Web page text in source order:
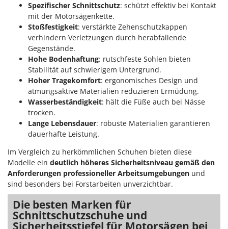
Spezifischer Schnittschutz: schützt effektiv bei Kontakt
mit der Motorsägenkette.
Stoßfestigkeit: verstärkte Zehenschutzkappen
verhindern Verletzungen durch herabfallende
Gegenstände.
Hohe Bodenhaftung: rutschfeste Sohlen bieten
Stabilität auf schwierigem Untergrund.
Hoher Tragekomfort: ergonomisches Design und
atmungsaktive Materialien reduzieren Ermüdung.
Wasserbeständigkeit: hält die Füße auch bei Nässe
trocken.
Lange Lebensdauer: robuste Materialien garantieren
dauerhafte Leistung.
Im Vergleich zu herkömmlichen Schuhen bieten diese
Modelle ein deutlich höheres Sicherheitsniveau gemäß den
Anforderungen professioneller Arbeitsumgebungen und
sind besonders bei Forstarbeiten unverzichtbar.
Die besten Marken für
Schnittschutzschuhe und
Sicherheitsstiefel für Motorsägen bei